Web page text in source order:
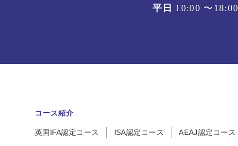
平日 10:00 〜18:00
コース紹介
英国IFA認定コース ISA認定コース AEAJ認定コース